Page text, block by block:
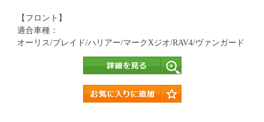
【フロント】
適合車種：
オーリス/ブレイド/ハリアー/マークXジオ/RAV4/ヴァンガード